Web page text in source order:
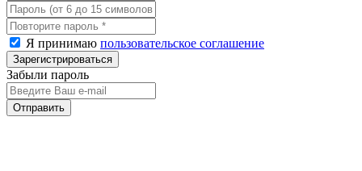
Я принимаю пользовательское соглашение
Забыли пароль